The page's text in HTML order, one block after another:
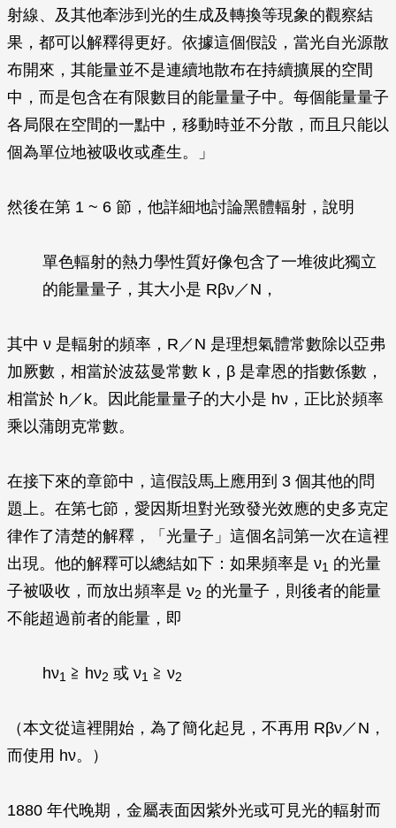
射線、及其他牽涉到光的生成及轉換等現象的觀察結
果，都可以解釋得更好。依據這個假設，當光自光源散
布開來，其能量並不是連續地散布在持續擴展的空間
中，而是包含在有限數目的能量量子中。每個能量量子
各局限在空間的一點中，移動時並不分散，而且只能以
個為單位地被吸收或產生。」
然後在第 1 ~ 6 節，他詳細地討論黑體輻射，說明
單色輻射的熱力學性質好像包含了一堆彼此獨立
的能量量子，其大小是 Rβν／ N ，
其中 ν 是輻射的頻率， R ／ N 是理想氣體常數除以亞弗
加厥數，相當於波茲曼常數 k ， β 是韋恩的指數係數，
相當於 h ／ k。因此能量量子的大小是 hν ，正比於頻率
乘以蒲朗克常數。
在接下來的章節中，這假設馬上應用到 3 個其他的問
題上。在第七節，愛因斯坦對光致發光效應的史多克定
律作了清楚的解釋，「光量子」這個名詞第一次在這裡
出現。他的解釋可以總結如下：如果頻率是 ν1 的光量
子被吸收，而放出頻率是 ν2 的光量子，則後者的能量
不能超過前者的能量，即
hν1 ≧ hν2 或 ν1 ≧ ν2
（本文從這裡開始，為了簡化起見，不再用 Rβν／ N ，
而使用 hν。）
1880 年代晚期，金屬表面因紫外光或可見光的輻射而